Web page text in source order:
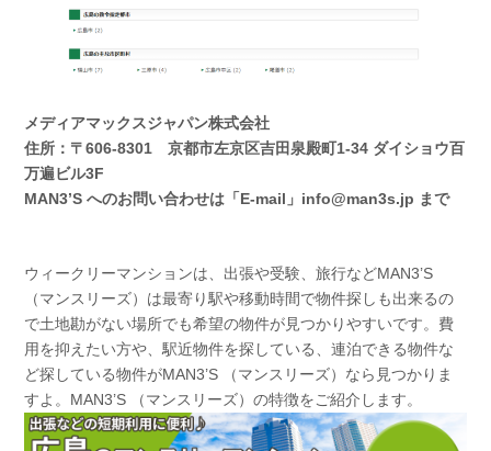
メディアマックスジャパン株式会社
住所：〒606-8301 京都市左京区吉田泉殿町1-34 ダイショウ百
万遍ビル3F
MAN3’S へのお問い合わせは「E-mail」info@man3s.jp まで
ウィークリーマンションは、出張や受験、旅行などMAN3’S
（マンスリーズ）は最寄り駅や移動時間で物件探しも出来るの
で土地勘がない場所でも希望の物件が見つかりやすいです。費
用を抑えたい方や、駅近物件を探している、連泊できる物件な
ど探している物件がMAN3’S （マンスリーズ）なら見つかりま
すよ。MAN3’S （マンスリーズ）の特徴をご紹介します。